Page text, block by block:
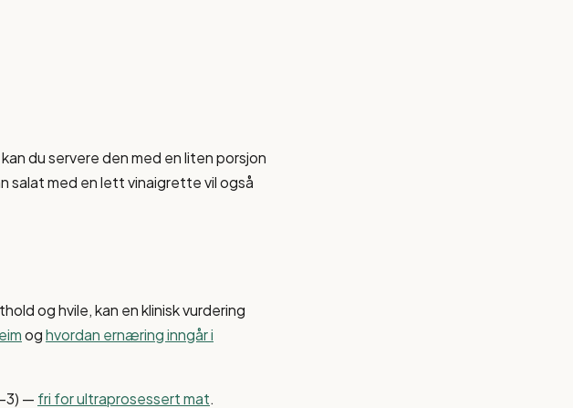
du servere den med en liten porsjon
salat med en lett vinaigrette vil også
og hvile, kan en klinisk vurdering
oghvordan ernæring inngår i
— fri for ultraprosessert mat.